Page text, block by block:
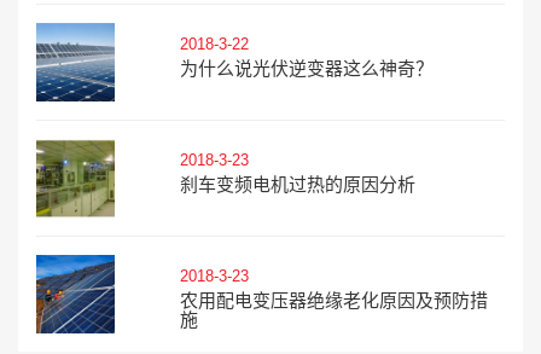
2018-3-22
为什么说光伏逆变器这么神奇？
2018-3-23
刹车变频电机过热的原因分析
2018-3-23
农用配电变压器绝缘老化原因及预防措
施